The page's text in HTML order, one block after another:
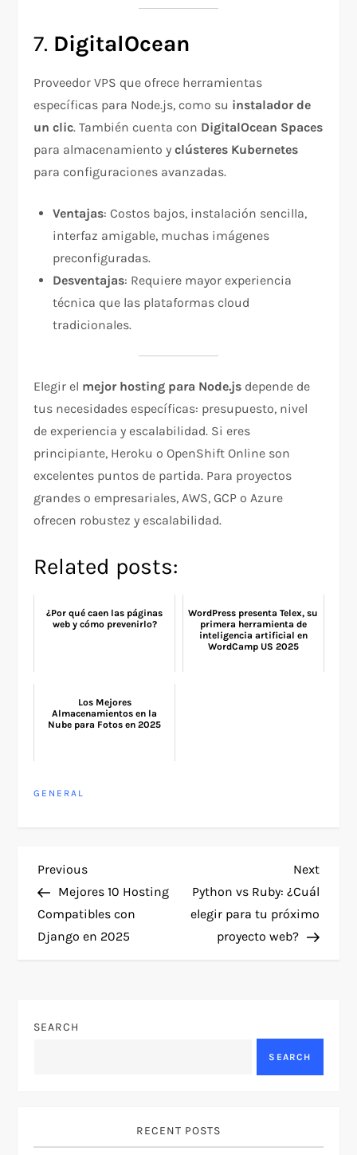
7. DigitalOcean
Proveedor VPS que ofrece herramientas
específicas para Node.js, como su instalador de
un clic. También cuenta con DigitalOcean Spaces
para almacenamiento yclústeres Kubernetes
para configuraciones avanzadas.
Ventajas: Costos bajos, instalación sencilla,
interfaz amigable, muchas imágenes
preconfiguradas.
Desventajas: Requiere mayor experiencia
técnica que las plataformas cloud
tradicionales.
Elegir el mejor hosting para Node.js depende de
tus necesidades específicas: presupuesto, nivel
de experiencia y escalabilidad. Si eres
principiante, Heroku o OpenShift Online son
excelentes puntos de partida. Para proyectos
grandes o empresariales, AWS, GCP o Azure
ofrecen robustez y escalabilidad.
Related posts:
¿Por qué caen las páginas
web y cómo prevenirlo?
WordPress presenta Telex, su
primera herramienta de
inteligencia artificial en
WordCamp US 2025
Los Mejores
Almacenamientos en la
Nube para Fotos en 2025
GENERAL
P
o
s
n
i
Previous
Post
Previous
Mejores 10 Hosting
Compatibles con
Django en 2025
Next
Post
Next
Python vs Ruby: ¿Cuál
elegir para tu próximo
proyecto web?
SEARCH
SEARCH
RECENT POSTS